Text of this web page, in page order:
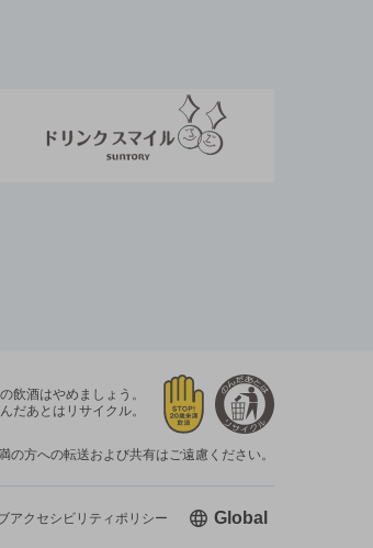
飲酒はやめましょう。
だあとはリサイクル。
の方への転送および共有はご遠慮ください。
アクセシビリティ ポリシー Global新しいウィ